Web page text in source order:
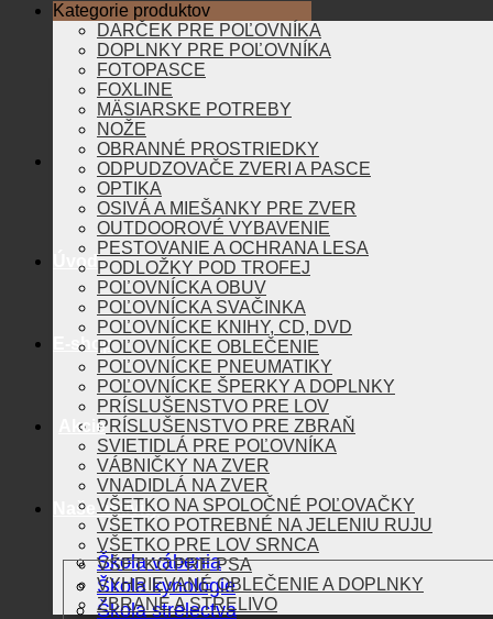
Úvod
E-shop
Akcie
Naše aktivity
Škola vábenia
Škola kynológie
Škola strelectva
Kategorie produktov
DARČEK PRE POĽOVNÍKA
DOPLNKY PRE POĽOVNÍKA
FOTOPASCE
FOXLINE
MÄSIARSKE POTREBY
NOŽE
OBRANNÉ PROSTRIEDKY
ODPUDZOVAČE ZVERI A PASCE
OPTIKA
OSIVÁ A MIEŠANKY PRE ZVER
OUTDOOROVÉ VYBAVENIE
PESTOVANIE A OCHRANA LESA
PODLOŽKY POD TROFEJ
POĽOVNÍCKA OBUV
POĽOVNÍCKA SVAČINKA
POĽOVNÍCKE KNIHY, CD, DVD
POĽOVNÍCKE OBLEČENIE
POĽOVNÍCKE PNEUMATIKY
POĽOVNÍCKE ŠPERKY A DOPLNKY
PRÍSLUŠENSTVO PRE LOV
PRÍSLUŠENSTVO PRE ZBRAŇ
SVIETIDLÁ PRE POĽOVNÍKA
VÁBNIČKY NA ZVER
VNADIDLÁ NA ZVER
VŠETKO NA SPOLOČNÉ POĽOVAČKY
VŠETKO POTREBNÉ NA JELENIU RUJU
VŠETKO PRE LOV SRNCA
VŠETKO PRE PSA
VYHRIEVANÉ OBLEČENIE A DOPLNKY
ZBRANE A STRELIVO